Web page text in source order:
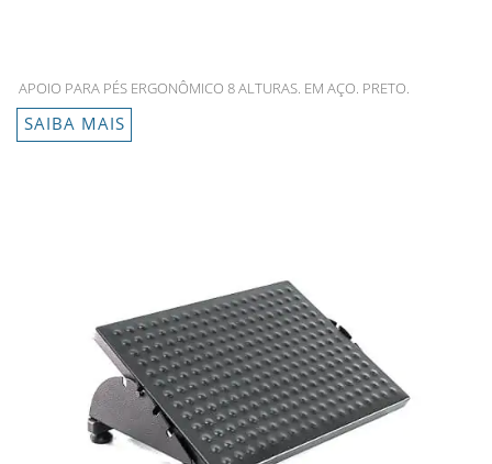
APOIO PARA PÉS ERGONÔMICO 8 ALTURAS. EM AÇO. PRETO.
SAIBA MAIS